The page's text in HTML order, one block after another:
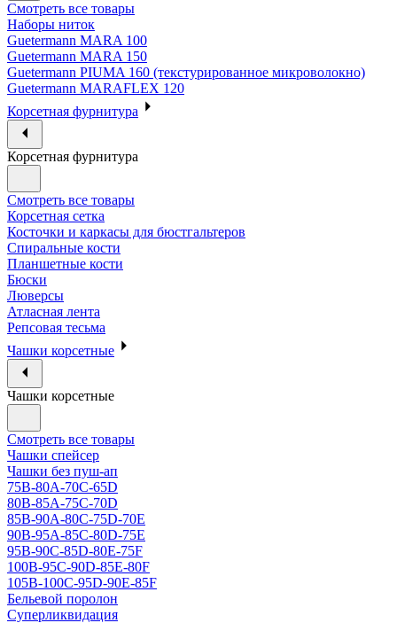
Смотреть все товары
Наборы ниток
Guetermann MARA 100
Guetermann MARA 150
Guetermann PIUMA 160 (текстурированное микроволокно)
Guetermann MARAFLEX 120
Корсетная фурнитура
Корсетная фурнитура
Смотреть все товары
Корсетная сетка
Косточки и каркасы для бюстгальтеров
Спиральные кости
Планшетные кости
Бюски
Люверсы
Атласная лента
Репсовая тесьма
Чашки корсетные
Чашки корсетные
Смотреть все товары
Чашки спейсер
Чашки без пуш-ап
75В-80А-70С-65D
80В-85А-75С-70D
85В-90А-80С-75D-70E
90B-95A-85C-80D-75E
95B-90C-85D-80E-75F
100B-95C-90D-85E-80F
105B-100C-95D-90E-85F
Бельевой поролон
Суперликвидация